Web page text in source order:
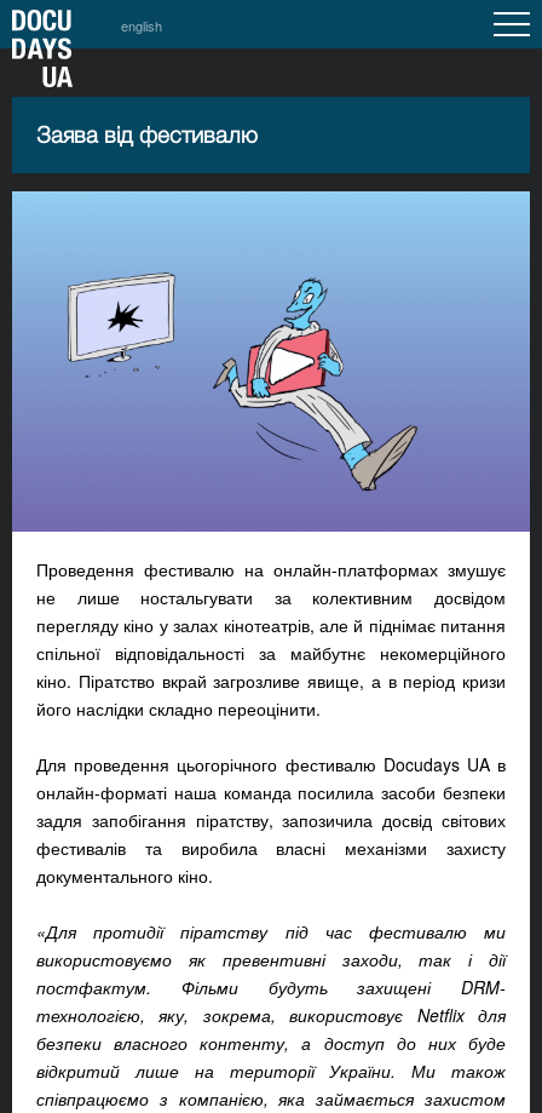
english
Заява від фестивалю
Проведення фестивалю на онлайн-платформах змушує
не лише ностальгувати за колективним досвідом
перегляду кіно у залах кінотеатрів, але й піднімає питання
спільної відповідальності за майбутнє некомерційного
кіно. Піратство вкрай загрозливе явище, а в період кризи
його наслідки складно переоцінити.
Для проведення цьогорічного фестивалю Docudays UA в
онлайн-форматі наша команда посилила засоби безпеки
задля запобігання піратству, запозичила досвід світових
фестивалів та виробила власні механізми захисту
документального кіно.
«Для протидії піратству під час фестивалю ми
використовуємо як
превентивні заходи, так і дії
постфактум. Фільми будуть захищеніDRM-
технологією, яку, зокрема, використовує Netflix для
безпеки власного контенту,а доступ до них буде
відкритий лише на території України. Ми також
співпрацюємо з компанією, яка займається захистом